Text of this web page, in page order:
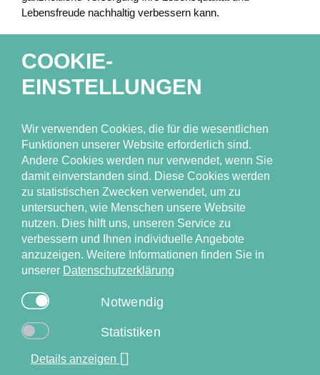
Lebensfreude nachhaltig verbessern kann.
COOKIE-
EINSTELLUNGEN
Wir verwenden Cookies, die für die wesentlichen
Funktionen unserer Website erforderlich sind.
Andere Cookies werden nur verwendet, wenn Sie
damit einverstanden sind. Diese Cookies werden
zu statistischen Zwecken verwendet, um zu
untersuchen, wie Menschen unsere Website
nutzen. Dies hilft uns, unseren Service zu
verbessern und Ihnen individuelle Angebote
anzuzeigen. Weitere Informationen finden Sie in
unserer Datenschutzerklärung
Notwendig
Statistiken
Details anzeigen
Unser Team
Ressourcen
Publikationen
Neuigkeiten & Events
Versorgungsforschung in der Dermatologie und bei
Versorgungsforschung in der Dermatologie (CVderm)
PD Dr. Rachel Sommer